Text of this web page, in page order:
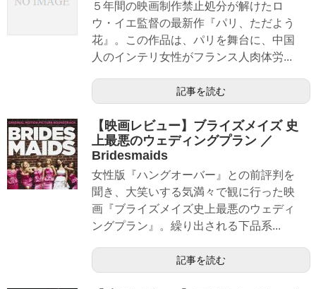
５年間の映画制作禁止処分が解けたロ
ウ・イエ監督の最新作『パリ、ただよう
花』。この作品は、パリを舞台に、中国
人のインテリ女性がフランス人肉体労...
記事を読む
【映画レビュー】ブライズメイズ 史
上最悪のウェディングプラン ／
Bridesmaids
女性版『ハングオーバー』との前評判を
聞き、大笑いする気満々で観に行った映
画『ブライズメイズ史上最悪のウェディ
ングプラン』。繰り出される下品系...
記事を読む